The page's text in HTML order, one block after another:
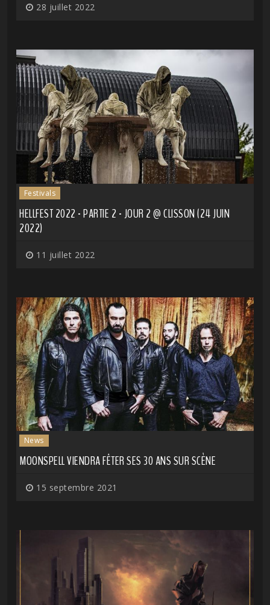
28 juillet 2022
Festivals
HELLFEST 2022 - PARTIE 2 - JOUR 2 @ CLISSON (24 JUIN
2022)
11 juillet 2022
News
MOONSPELL VIENDRA FÊTER SES 30 ANS SUR SCÈNE
15 septembre 2021